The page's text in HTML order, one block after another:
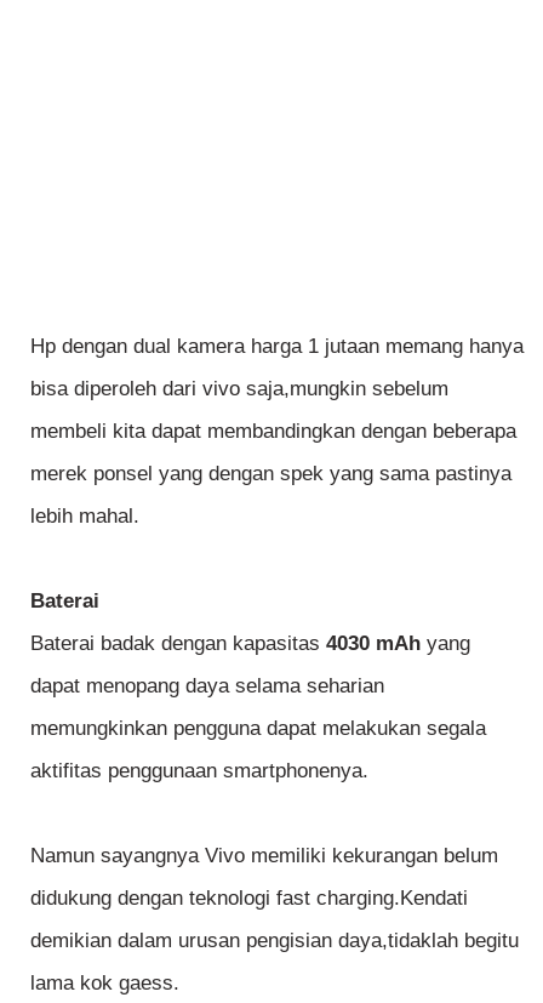
Hp dengan dual kamera harga 1 jutaan memang hanya
bisa diperoleh dari vivo saja,mungkin sebelum
membeli kita dapat membandingkan dengan beberapa
merek ponsel yang dengan spek yang sama pastinya
lebih mahal.
Baterai
Baterai badak dengan kapasitas 4030 mAh yang
dapat menopang daya selama seharian
memungkinkan pengguna dapat melakukan segala
aktifitas penggunaan smartphonenya.
Namun sayangnya Vivo memiliki kekurangan belum
didukung dengan teknologi fast charging.Kendati
demikian dalam urusan pengisian daya,tidaklah begitu
lama kok gaess.